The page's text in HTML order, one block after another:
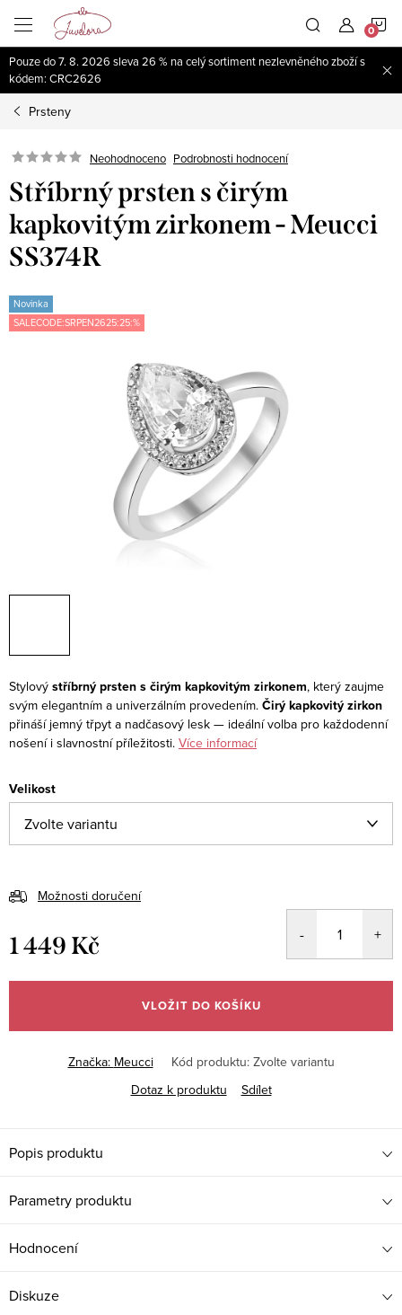
obsah
Pouze do 7. 8. 2026 sleva 26 % na celý sortiment nezlevněného zboží s
kódem: CRC2626
Prsteny
Neohodnoceno Podrobnosti hodnocení
Stříbrný prsten s čirým
kapkovitým zirkonem - Meucci
SS374R
Novinka
SALECODE:SRPEN2625:25:%
Stylový stříbrný prsten s čirým kapkovitým zirkonem, který zaujme
svým elegantním a univerzálním provedením. Čirý kapkovitý zirkon
přináší jemný třpyt a nadčasový lesk — ideální volba pro každodenní
nošení i slavnostní příležitosti. Více informací
Velikost
Možnosti doručení
1 449 Kč
cena:
VLOŽIT DO KOŠÍKU
Značka: Meucci Kód produktu: Zvolte variantu
Dotaz k produktu
Sdílet
Popis produktu
Parametry produktu
Hodnocení
Diskuze